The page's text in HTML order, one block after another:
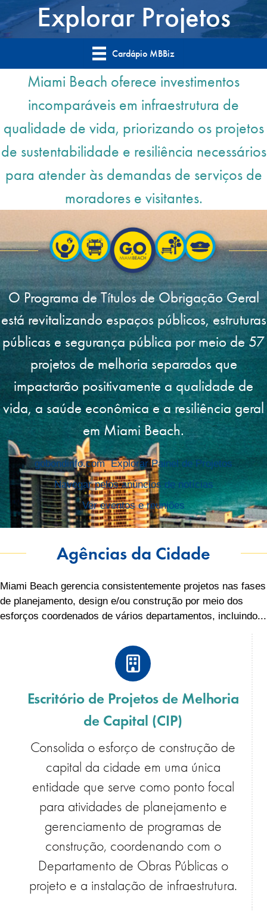
Explorar Projetos
Cardápio MBBiz
Miami Beach oferece investimentos
incomparáveis em infraestrutura de
qualidade de vida, priorizando os projetos
de sustentabilidade e resiliência necessários
para atender às demandas de serviços de
moradores e visitantes.
O Programa de Títulos de Obrigação Geral
está revitalizando espaços públicos, estruturas
públicas e segurança pública por meio de 57
projetos de melhoria separados que
impactarão positivamente a qualidade de
vida, a saúde econômica e a resiliência geral
em Miami Beach.
gobondinfo.com Explorar Painel de Projetos
Navegar pelos anúncios de notícias
Ver eventos e reuniões
Agências da Cidade
Miami Beach gerencia consistentemente projetos nas fases
de planejamento, design e/ou construção por meio dos
esforços coordenados de vários departamentos, incluindo...
Escritório de Projetos de Melhoria
de Capital (CIP)
Consolida o esforço de construção de
capital da cidade em uma única
entidade que serve como ponto focal
para atividades de planejamento e
gerenciamento de programas de
construção, coordenando com o
Departamento de Obras Públicas o
projeto e a instalação de infraestrutura.